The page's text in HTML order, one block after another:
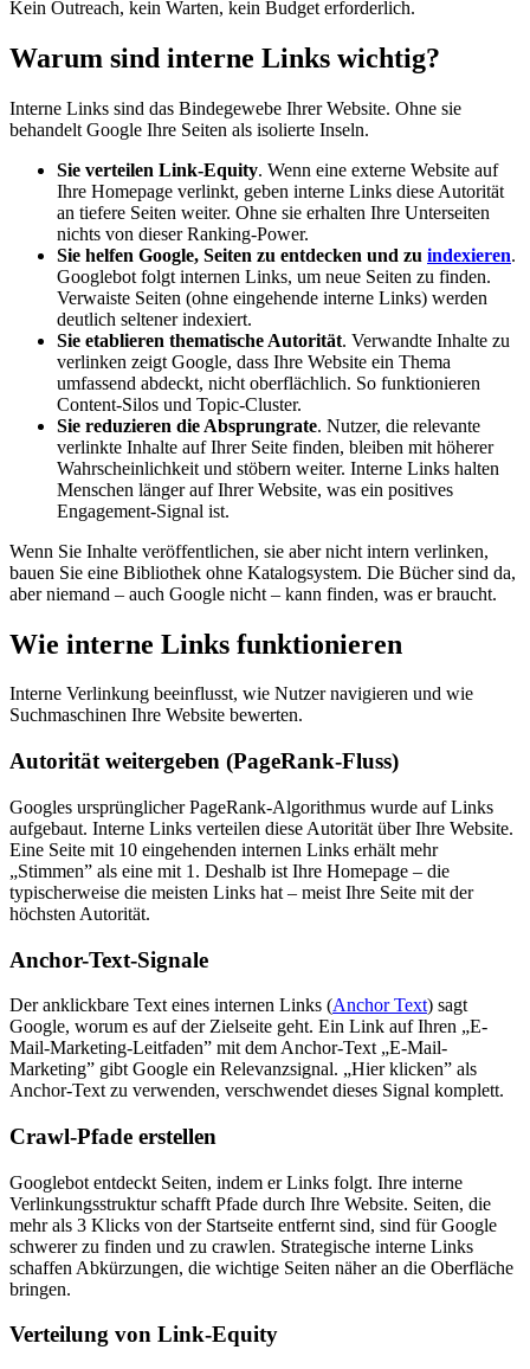
Kein Outreach, kein Warten, kein Budget erforderlich.
Warum sind interne Links wichtig?
Interne Links sind das Bindegewebe Ihrer Website. Ohne sie
behandelt Google Ihre Seiten als isolierte Inseln.
Sie verteilen Link-Equity. Wenn eine externe Website auf
Ihre Homepage verlinkt, geben interne Links diese Autorität
an tiefere Seiten weiter. Ohne sie erhalten Ihre Unterseiten
nichts von dieser Ranking-Power.
Sie helfen Google, Seiten zu entdecken und zu indexieren.
Googlebot folgt internen Links, um neue Seiten zu finden.
Verwaiste Seiten (ohne eingehende interne Links) werden
deutlich seltener indexiert.
Sie etablieren thematische Autorität. Verwandte Inhalte zu
verlinken zeigt Google, dass Ihre Website ein Thema
umfassend abdeckt, nicht oberflächlich. So funktionieren
Content-Silos und Topic-Cluster.
Sie reduzieren die Absprungrate. Nutzer, die relevante
verlinkte Inhalte auf Ihrer Seite finden, bleiben mit höherer
Wahrscheinlichkeit und stöbern weiter. Interne Links halten
Menschen länger auf Ihrer Website, was ein positives
Engagement-Signal ist.
Wenn Sie Inhalte veröffentlichen, sie aber nicht intern verlinken,
bauen Sie eine Bibliothek ohne Katalogsystem. Die Bücher sind da,
aber niemand – auch Google nicht – kann finden, was er braucht.
Wie interne Links funktionieren
Interne Verlinkung beeinflusst, wie Nutzer navigieren und wie
Suchmaschinen Ihre Website bewerten.
Autorität weitergeben (PageRank-Fluss)
Googles ursprünglicherPageRank-Algorithmus wurde auf Links
aufgebaut. Interne Links verteilen diese Autorität über Ihre Website.
Eine Seite mit 10 eingehenden internen Links erhält mehr
„Stimmen” als eine mit 1. Deshalb ist Ihre Homepage – die
typischerweise die meisten Links hat – meist Ihre Seite mit der
höchsten Autorität.
Anchor-Text-Signale
Der anklickbare Text eines internen Links (Anchor Text) sagt
Google, worum es auf der Zielseite geht. Ein Link auf Ihren „E-
Mail-Marketing-Leitfaden” mit dem Anchor-Text „E-Mail-
Marketing” gibt Google ein Relevanzsignal. „Hier klicken” als
Anchor-Text zu verwenden, verschwendet dieses Signal komplett.
Crawl-Pfade erstellen
Googlebot entdeckt Seiten, indem er Links folgt. Ihre interne
Verlinkungsstrukturschafft Pfade durch Ihre Website. Seiten, die
mehr als 3 Klicks von der Startseite entfernt sind, sind für Google
schwerer zu finden und zu crawlen. Strategische interne Links
schaffen Abkürzungen, die wichtige Seiten näher an die Oberfläche
bringen.
Verteilung von Link-Equity